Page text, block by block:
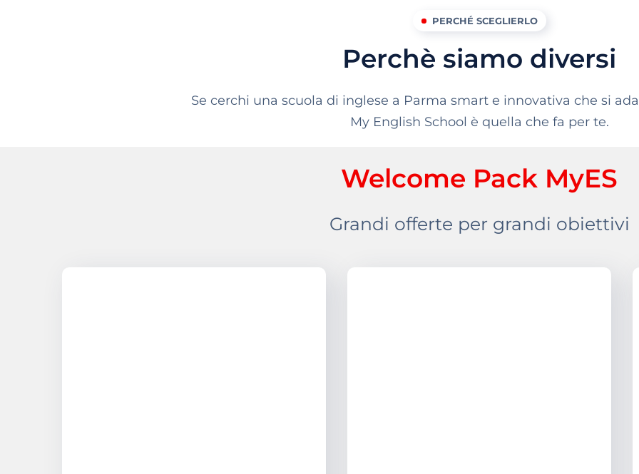
PERCHÉ SCEGLIERLO
Perchè siamo diversi
Se cerchi una scuola di inglese a Parma smart e innovativa che si
My English School è quella che fa per te.
Welcome Pack MyES
Grandi offerte per grandi obiettivi